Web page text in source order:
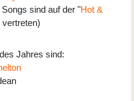
sind auf der "Hot &
vertreten)
Jahres sind: